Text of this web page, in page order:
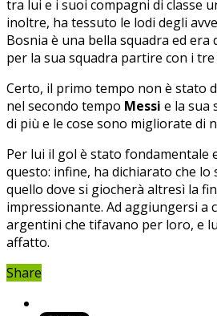
tra lui e i suoi compagni di classe
inoltre, ha tessuto le lodi degli
Bosnia è una bella squadra ed
per la sua squadra partire con i
Certo, il primo tempo non è stato
nel secondo tempo Messi e la sua
di più e le cose sono migliorate di
Per lui il gol è stato fondamentale
questo: infine, ha dichiarato che lo
quello dove si giocherà altresì la
impressionante. Ad aggiungersi a
argentini che tifavano per loro, e
affatto.
Share